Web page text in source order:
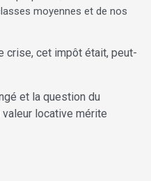
moyennes et de nos
crise, cet impôt était, peut-
et la question du
valeur locative mérite